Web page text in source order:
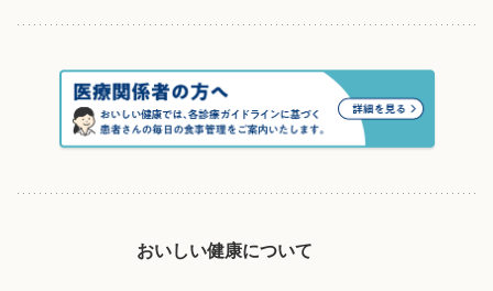
おいしい健康について